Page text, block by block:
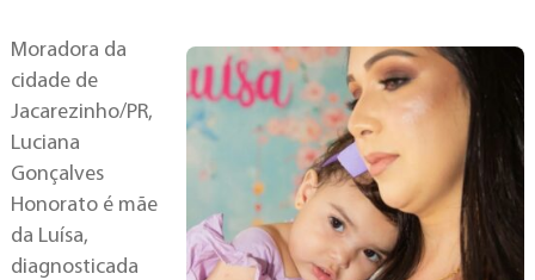
Moradora da
cidade de
Jacarezinho/PR,
Luciana
Gonçalves
Honorato é mãe
da Luísa,
diagnosticada